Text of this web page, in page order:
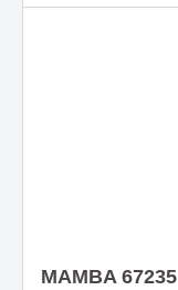
MAMBA 67235